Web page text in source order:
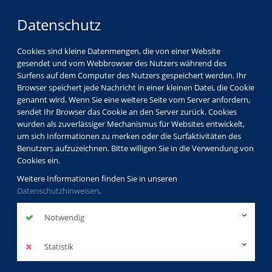
Datenschutz
Cookies sind kleine Datenmengen, die von einer Website
gesendet und vom Webbrowser des Nutzers während des
Surfens auf dem Computer des Nutzers gespeichert werden. Ihr
Browser speichert jede Nachricht in einer kleinen Datei, die Cookie
genannt wird. Wenn Sie eine weitere Seite vom Server anfordern,
sendet Ihr Browser das Cookie an den Server zurück. Cookies
wurden als zuverlässiger Mechanismus für Websites entwickelt,
um sich Informationen zu merken oder die Surfaktivitäten des
Benutzers aufzuzeichnen. Bitte willigen Sie in die Verwendung von
Cookies ein.
Weitere Informationen finden Sie in unseren
Datenschutzhinweisen.
Notwendig
Statistik